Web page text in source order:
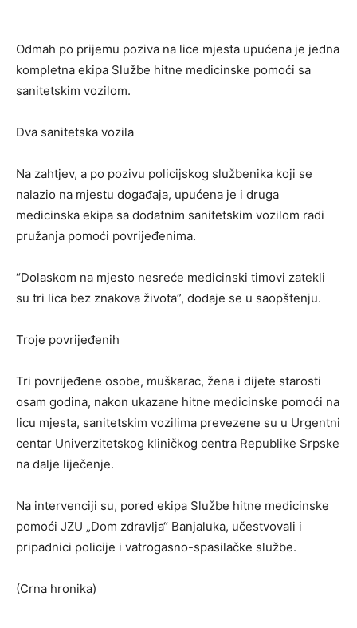
Odmah po prijemu poziva na lice mjesta upućena je jedna
kompletna ekipa Službe hitne medicinske pomoći sa
sanitetskim vozilom.
Dva sanitetska vozila
Na zahtjev, a po pozivu policijskog službenika koji se
nalazio na mjestu događaja, upućena je i druga
medicinska ekipa sa dodatnim sanitetskim vozilom radi
pružanja pomoći povrijeđenima.
“Dolaskom na mjesto nesreće medicinski timovi zatekli
su tri lica bez znakova života”, dodaje se u saopštenju.
Troje povrijeđenih
Tri povrijeđene osobe, muškarac, žena i dijete starosti
osam godina, nakon ukazane hitne medicinske pomoći na
licu mjesta, sanitetskim vozilima prevezene su u Urgentni
centar Univerzitetskog kliničkog centra Republike Srpske
na dalje liječenje.
Na intervenciji su, pored ekipa Službe hitne medicinske
pomoći JZU „Dom zdravlja“ Banjaluka, učestvovali i
pripadnici policije i vatrogasno-spasilačke službe.
(Crna hronika)